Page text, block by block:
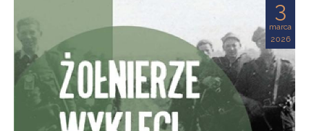
3
marca
2026